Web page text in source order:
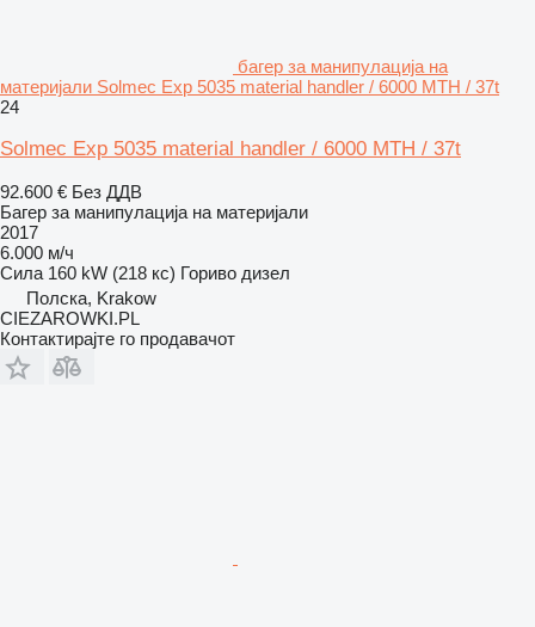
багер за манипулација на
материјали Solmec Exp 5035 material handler / 6000 MTH / 37t
24
Solmec Exp 5035 material handler / 6000 MTH / 37t
92.600 € Без ДДВ
Багер за манипулација на материјали
2017
6.000 м/ч
Сила 160 kW (218 кс) Гориво дизел
Полска, Krakow
CIEZAROWKI.PL
Контактирајте го продавачот